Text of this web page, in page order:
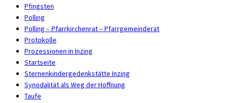
Pfingsten
Polling
Polling – Pfarrkirchenrat – Pfarrgemeinderat
Protokolle
Prozessionen in Inzing
Startseite
Sternenkindergedenkstätte Inzing
Synodalität als Weg der Hoffnung
Taufe